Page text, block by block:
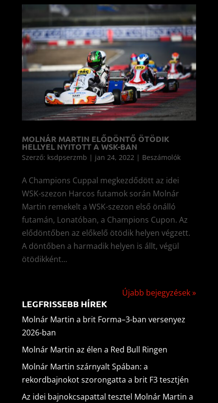
MOLNÁR MARTIN ELŐDÖNTŐ ÖTÖDIK
HELLYEL NYITOTT A WSK-BAN
Szerző: ksdpserzmb | jan 24, 2022| Beszámolók
A Champions Cuppal megkezdődött az idei
WSK-szezon Harcos futamok során Molnár
Martin remekelt a WSK-szezon első önálló
futamán, Lonatóban, a Champions Cupon. Az
elődöntőben az előkelő ötödik helyen végzett.
A döntőben a harmadik helyen is állt, végül
ötödikként...
Újabb bejegyzések »
LEGFRISSEBB HÍREK
Molnár Martin a brit Forma–3-ban versenyez
2026-ban
Molnár Martin az élen a Red Bull Ringen
Molnár Martin szárnyalt Spában: a
rekordbajnokot szorongatta a brit F3 tesztjén
Az idei bajnokcsapattal tesztel Molnár Martin a